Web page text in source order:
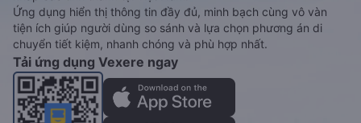
Ứng dụng hiển thị thông tin đầy đủ, minh bạch cùng vô vàn
tiện ích giúp người dùng so sánh và lựa chọn phương án di
chuyển tiết kiệm, nhanh chóng và phù hợp nhất.
Tải ứng dụng Vexere ngay